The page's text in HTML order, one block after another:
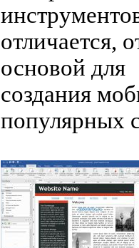
отличается,
основой для
создания
популярных